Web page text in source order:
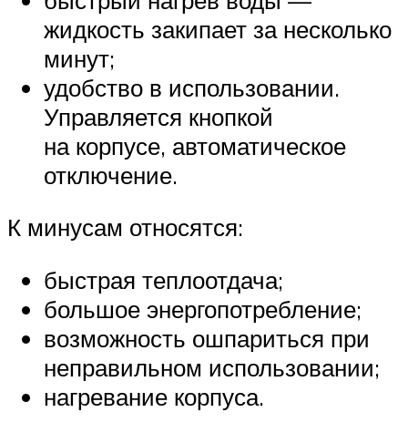
жидкость закипает за несколько
минут;
удобство в использовании.
Управляется кнопкой
на корпусе, автоматическое
отключение.
К минусам относятся:
быстрая теплоотдача;
большое энергопотребление;
возможность ошпариться при
неправильном использовании;
нагревание корпуса.